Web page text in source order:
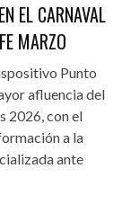
EL CARNAVAL
MARZO
Punto
afluencia del
2026, con el
a la
ante